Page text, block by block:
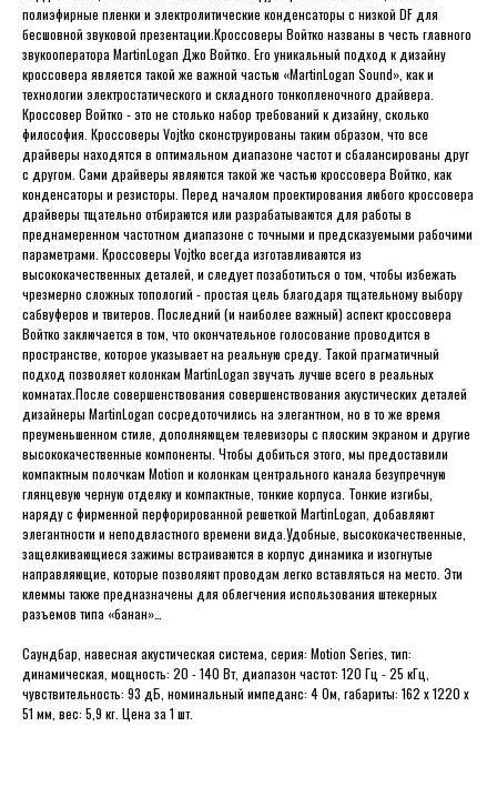
полиэфирные пленки и электролитические конденсаторы с низкой DF для
бесшовной звуковой презентации.Кроссоверы Войтко названы в честь главного
звукооператора MartinLogan Джо Войтко. Его уникальный подход к дизайну
кроссовера является такой же важной частью «MartinLogan Sound», как и
технологии электростатического и складного тонкопленочного драйвера.
Кроссовер Войтко - это не столько набор требований к дизайну, сколько
философия. Кроссоверы Vojtko сконструированы таким образом, что все
драйверы находятся в оптимальном диапазоне частот и сбалансированы друг
с другом. Сами драйверы являются такой же частью кроссовера Войтко, как
конденсаторы и резисторы. Перед началом проектирования любого кроссовера
драйверы тщательно отбираются или разрабатываются для работы в
преднамеренном частотном диапазоне с точными и предсказуемыми рабочими
параметрами. Кроссоверы Vojtko всегда изготавливаются из
высококачественных деталей, и следует позаботиться о том, чтобы избежать
чрезмерно сложных топологий - простая цель благодаря тщательному выбору
сабвуферов и твитеров. Последний (и наиболее важный) аспект кроссовера
Войтко заключается в том, что окончательное голосование проводится в
пространстве, которое указывает на реальную среду. Такой прагматичный
подход позволяет колонкам MartinLogan звучать лучше всего в реальных
комнатах.После совершенствования совершенствования акустических деталей
дизайнеры MartinLogan сосредоточились на элегантном, но в то же время
преуменьшенном стиле, дополняющем телевизоры с плоским экраном и другие
высококачественные компоненты. Чтобы добиться этого, мы предоставили
компактным полочкам Motion и колонкам центрального канала безупречную
глянцевую черную отделку и компактные, тонкие корпуса. Тонкие изгибы,
наряду с фирменной перфорированной решеткой MartinLogan, добавляют
элегантности и неподвластного времени вида.Удобные, высококачественные,
защелкивающиеся зажимы встраиваются в корпус динамика и изогнутые
направляющие, которые позволяют проводам легко вставляться на место. Эти
клеммы также предназначены для облегчения использования штекерных
разъемов типа «банан»…
Саундбар, навесная акустическая система, серия: Motion Series, тип:
динамическая, мощность: 20 - 140 Вт, диапазон частот: 120 Гц - 25 кГц,
чувствительность: 93 дБ, номинальный импеданс: 4 Ом, габариты: 162 х 1220 х
51 мм, вес: 5,9 кг. Цена за 1 шт.